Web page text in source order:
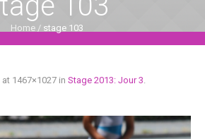
Home / stage 103
at 1467×1027 in Stage 2013: Jour 3.